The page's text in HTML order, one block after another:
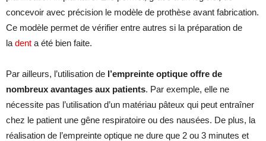
concevoir avec précision le modèle de prothèse avant fabrication.
Ce modèle permet de vérifier entre autres si la préparation de
la dent a été bien faite.
Par ailleurs, l’utilisation de l’empreinte optique offre de
nombreux avantages aux patients. Par exemple, elle ne
nécessite pas l’utilisation d’un matériau pâteux qui peut entraîner
chez le patient une gêne respiratoire ou des nausées. De plus, la
réalisation de l’empreinte optique ne dure que 2 ou 3 minutes et